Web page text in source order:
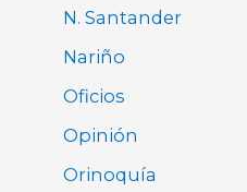
N. Santander
Nariño
Oficios
Opinión
Orinoquía